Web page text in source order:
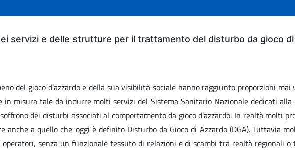
servizi e delle strutture per il trattamento del disturbo da gioco
del gioco d’azzardo e della sua visibilità sociale hanno raggiunto proporzioni
misura tale da indurre molti servizi del Sistema Sanitario Nazionale dedicati
dei disturbi associati al comportamento da gioco d’azzardo. In realtà molti
anche a quello che oggi è definito Disturbo da Gioco di Azzardo (DGA). Tuttavia
senza un funzionale tessuto di relazioni e di scambi tra realtà regionali